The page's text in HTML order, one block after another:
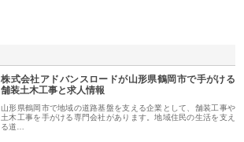
株式会社アドバンスロードが山形県鶴岡市で手がける
舗装土木工事と求人情報
山形県鶴岡市で地域の道路基盤を支える企業として、舗装工事や
土木工事を手がける専門会社があります。地域住民の生活を支え
る道…